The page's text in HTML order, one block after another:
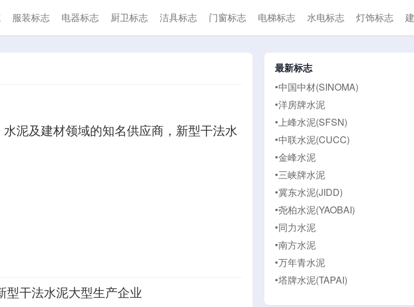
服装标志 电器标志 厨卫标志 洁具标志 门窗标志 电梯标志 水电标志 灯饰标志
泥及建材领域的知名供应商，新型干法水
型干法水泥大型生产企业
最新标志
•中国中材(SINOMA)
•洋房牌水泥
•上峰水泥(SFSN)
•中联水泥(CUCC)
•金峰水泥
•三峡牌水泥
•冀东水泥(JIDD)
•尧柏水泥(YAOBAI)
•同力水泥
•南方水泥
•万年青水泥
•塔牌水泥(TAPAI)